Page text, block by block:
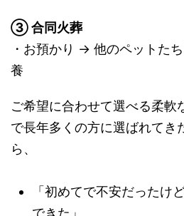
③ 合同火葬
・お預かり → 他のペットた
養
ご希望に合わせて選べる柔軟
で長年多くの方に選ばれてき
ら、
「初めてで不安だったけ
できた」